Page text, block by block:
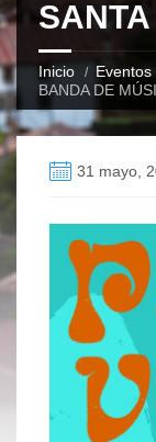
Inicio Eventos
BANDA DE
31 mayo,